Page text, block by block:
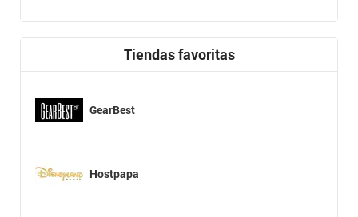
Tiendas favoritas
GearBest
Hostpapa